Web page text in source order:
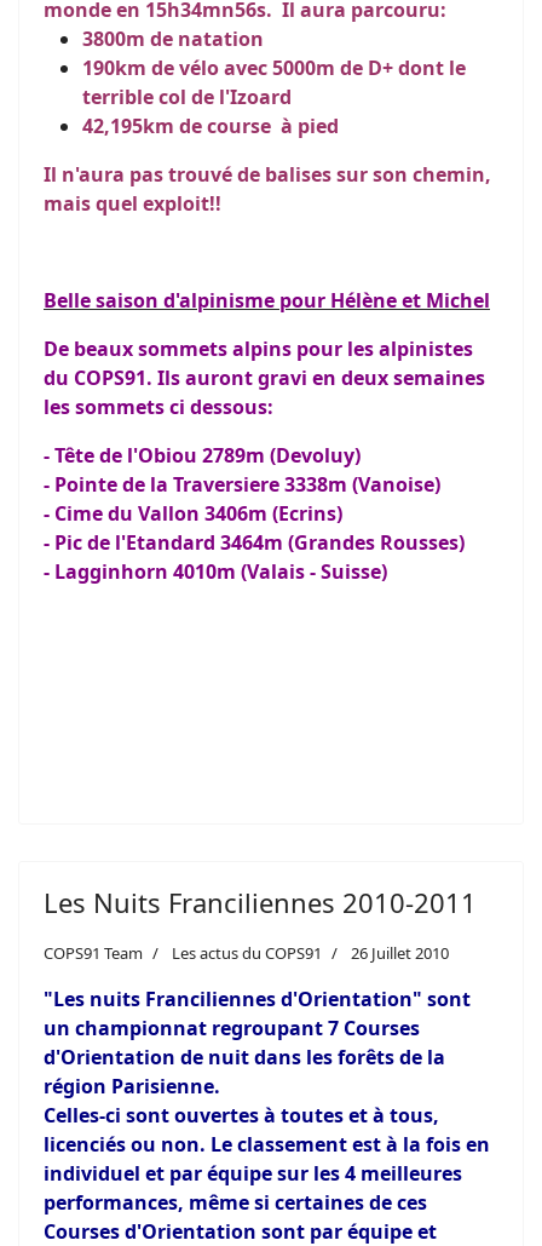
monde en 15h34mn56s. Il aura parcouru:
3800m de natation
190km de vélo avec 5000m de D+ dont le
terrible col de l'Izoard
42,195km de course à pied
Il n'aura pas trouvé de balises sur son chemin,
mais quel exploit!!
Belle saison d'alpinisme pour Hélène et Michel
De beaux sommets alpins pour les alpinistes
du COPS91. Ils auront gravi en deux semaines
les sommets ci dessous:
- Tête de l'Obiou 2789m (Devoluy)
- Pointe de la Traversiere 3338m (Vanoise)
- Cime du Vallon 3406m (Ecrins)
- Pic de l'Etandard 3464m (Grandes Rousses)
- Lagginhorn 4010m (Valais - Suisse)
Les Nuits Franciliennes 2010-2011
COPS91 Team Les actus du COPS91 26 Juillet 2010
"Les nuits Franciliennes d'Orientation" sont
un championnat regroupant 7 Courses
d'Orientation de nuit dans les forêts de la
région Parisienne.
Celles-ci sont ouvertes à toutes et à tous,
licenciés ou non. Le classement est à la fois en
individuel et par équipe sur les 4 meilleures
performances, même si certaines de ces
Courses d'Orientation sont par équipe et